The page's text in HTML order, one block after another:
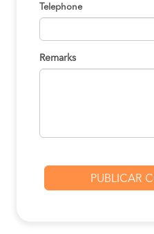
Telephone
Remarks